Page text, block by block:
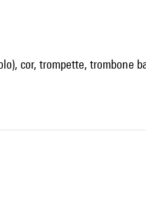
cor, trompette, trombone